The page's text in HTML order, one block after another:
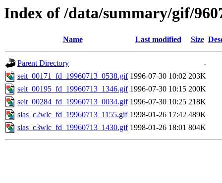
Index of /data/summary/gif/
Name Last modified Size
Parent Directory
-
seit_00171_fd_19960713_0538.gif 1996-07-30 10:02 203K
seit_00195_fd_19960713_1346.gif 1996-07-30 10:15 200K
seit_00284_fd_19960713_0034.gif 1996-07-30 10:25 218K
slas_c2wlc_fd_19960713_1155.gif 1998-01-26 17:42 489K
slas_c3wlc_fd_19960713_1430.gif 1998-01-26 18:01 804K